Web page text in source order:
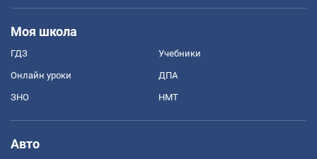
Моя школа
ГДЗ Учебники
Онлайн уроки ДПА
ЗНО НМТ
Авто